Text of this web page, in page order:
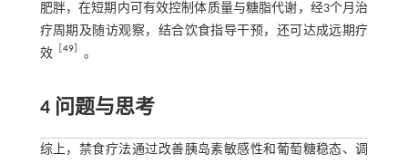
肥胖，在短期内可有效控制体质量与糖脂代谢，经3个月治
疗周期及随访观察，结合饮食指导干预，还可达成远期疗
效［49］ 。
4 问题与思考
综上，禁食疗法通过改善胰岛素敏感性和葡萄糖稳态、调